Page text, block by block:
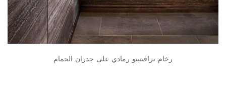
رخام ترافنتينو رمادي على جدران الحمام